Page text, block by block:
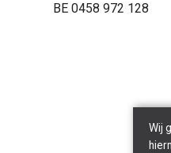
BE 0458 972 128
Wij